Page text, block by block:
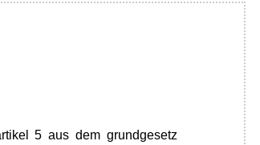
5 aus dem grundgesetz